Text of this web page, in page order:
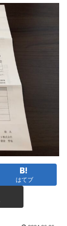
はてブ